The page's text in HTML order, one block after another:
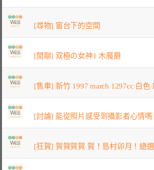
[尋物] 窗台下的空間
[閒聊] 双極の女神1 木魔爵
[售車] 新竹 1997 march 1297cc 白色
[討論] 能從照片感受到攝影者心情嗎
[狂賀] 賀賀賀賀 賀！島村卯月！總